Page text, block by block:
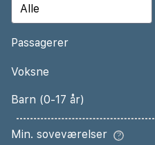
Passagerer
Voksne
Barn (0-17 år)
Min. soveværelser